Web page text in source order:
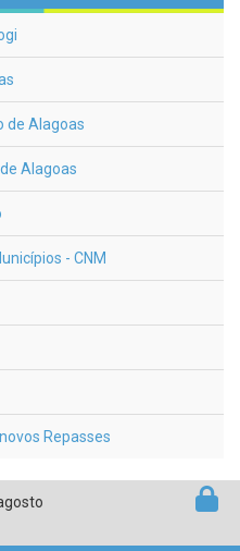
de Alagoas
Alagoas
- CNM
Repasses